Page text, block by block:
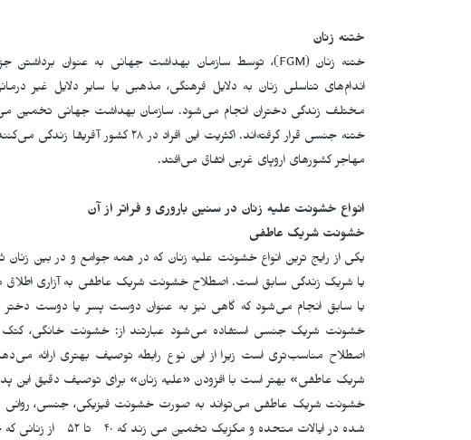
ختنه زنان
ختنه زنان (FGM)، توسط سازمان بهداشت جهانی به عنوان برداشتن
اندام‌های تناسلی زنان به دلایل فرهنگی، مذهبی یا سایر دلایل غیر
ختنه جنسی قرار گرفته‌­اند. اکثریت این
مهاجر کشورهای اروپای غربی اتفاق می­‌افتد.
انواع خشونت علیه زنان در سنین باروری و فراتر از آن
خشونت شریک عاطفی
یکی از رایج ترین انواع خشونت علیه زنان که در همه جوامع و در بین
یا شریک زندگی سابق است. اصطلاح خشونت شریک عاطفی به آزاری اطلاق
یا سابق انجام می‌شود که گاهی نیز به عنوان دوست پسر یا دوست
خشونت شریک جنسی استفاده می‌­شود عبارتند از: خشونت خانگی،
اصطلاح مناسب‌­تری است زیرا از این نوع رابطه توصیف بهتری ارائه
شریک عاطفی» بهتر است با افزودن «علیه زنان» برای توصیف دقیق
خشونت شریک عاطفی می‌تواند به صورت خشونت فیزیکی، جنسی، روانی یا
شده در ایالات